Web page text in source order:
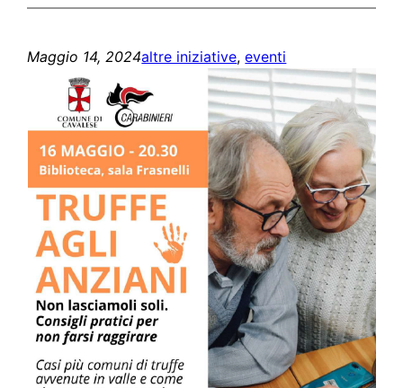
Maggio 14, 2024altre iniziative, eventi